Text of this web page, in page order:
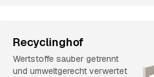
Recyclinghof
Wertstoffe sauber getrennt
und umweltgerecht verwertet